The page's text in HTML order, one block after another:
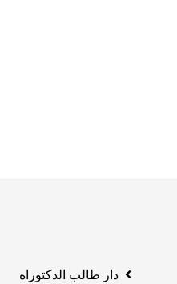
دار طالب الدكتوراه